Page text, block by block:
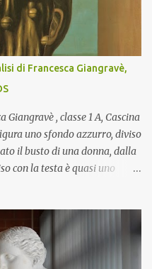
di Francesca Giangravè,
Giangravè , classe 1 A, Cascina
uno sfondo azzurro, diviso
il busto di una donna, dalla
con la testa è quasi uno
nelle sue opere,
minaccioso, come se si
sia per il colore che per la